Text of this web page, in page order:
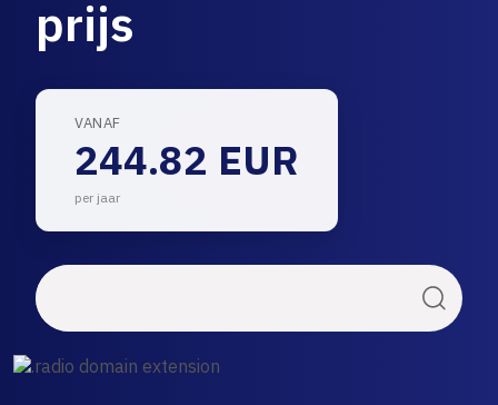
prijs
VANAF
244.82 EUR
per jaar